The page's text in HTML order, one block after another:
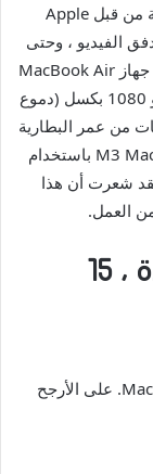
تم تصنيف شركة MacBook Air مقاس 15 بوصة من قبل Apple
إلى 18 ساعة من تدفق الفيديو ، وحتى
15 ساعة من تصفح الويب اللاسلكي. لقد وضعنا جهاز MacBook Air
الجديد على اختبارنا القياسي لتدفق مقطع فيديو 1080 بكسل (دموع
على ما يزيد قليلاً عن 10 ساعات من عمر البطارية
وهو ما يتماشى مع ما حصلنا عليه من M3 Macbook Air باستخدام
شعرت أن هذا
العمل.
هل تستحق الجوية الجديدة ، 15
هل تحتاج إلى كمبيوتر محمول؟ شراء MacBook Air. على الأرجح